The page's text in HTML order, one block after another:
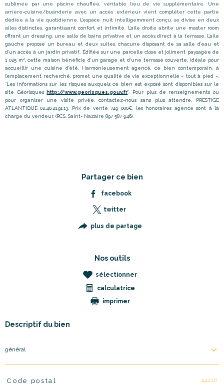
sublimée par une piscine chauffée, véritable lieu de vie supplémentaire. Une
arrière-cuisine/buanderie avec un accès extérieur vient compléter cette partie
dédiée à la vie quotidienne. L’espace nuit intelligemment conçu, se divise en deux
ailes distinctes, garantissant confort et intimité. L’aile droite abrite une master room
offrant un dressing, une salle de bains privative et un accès direct à la terrasse. L’aile
gauche propose un bureau et deux suites, chacune disposant de sa salle d’eau et
d’un accès à un jardin privatif. Édifiée sur une parcelle close et joliment paysagée de
1 025 m², cette maison bénéficie d’un garage et d’une terrasse couverte, idéale pour
accueillir une cuisine d’été. Harmonieusement agencé, ce bien contemporain, à
l’emplacement recherché, promet une qualité de vie exceptionnelle « tout à pied ».
“Les informations sur les risques auxquels ce bien est exposé sont disponibles sur le
site Géorisqueshttp://www.georisques.gouv.fr”. Pour plus de renseignements ou
pour organiser une visite privée, contactez-nous sans plus attendre, PRESTIGE
ATLANTIQUE 02.40.21.91.13. Prix de vente 749 000€, les honoraires agence sont à la
charge du vendeur. (RCS. Saint- Nazaire 897 587 946).
Partager ce bien
facebook
twitter
plus de partage
Nos outils
sélectionner
calculatrice
imprimer
Descriptif du bien
général
TRAD_PAMPERO_Caracteristique
Code postal 44210